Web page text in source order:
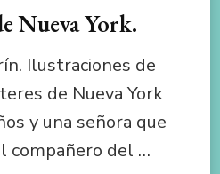
Nueva York.
Ilustraciones de
de Nueva York
y una señora que
compañero del …